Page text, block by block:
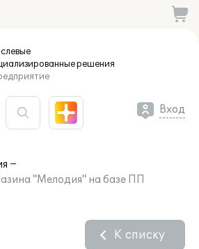
решения
Вход
"Мелодия" на базе ПП
К списку